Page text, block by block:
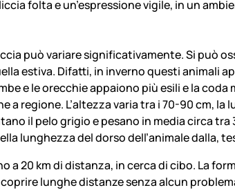
può variare significativamente. Si può
estiva. Difatti, in inverno questi
e le orecchie appaiono più esili e la
regione. L’altezza varia tra i 70-90 cm,
il pelo grigio e pesano in media circa
lunghezza del dorso dell’animale dalla,
a 20 km di distanza, in cerca di cibo. La
lunghe distanze senza alcun